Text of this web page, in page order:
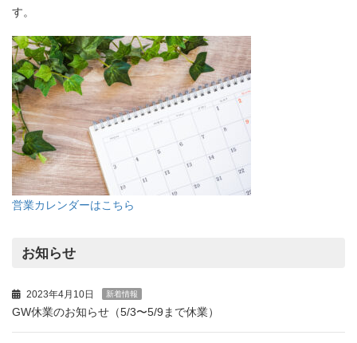
す。
営業カレンダーはこちら
お知らせ
2023年4月10日 新着情報
GW休業のお知らせ（5/3〜5/9まで休業）